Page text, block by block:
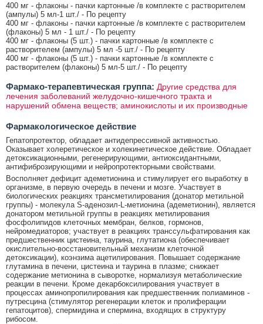
400 мг - флаконы - пачки картонные /в комплекте с растворителем
(ампулы) 5 мл-1 шт./ - По рецепту
400 мг - флаконы - пачки картонные /в комплекте с растворителем
(флаконы) 5 мл - 1 шт./ - По рецепту
400 мг - флаконы (5 шт.) - пачки картонные /в комплекте с
растворителем (ампулы) 5 мл -5 шт./ - По рецепту
400 мг - флаконы (5 шт.) - пачки картонные /в комплекте с
растворителем (флаконы) 5 мл-5 шт./ - По рецепту
Фармако-терапевтическая группа: Другие средства для
лечения заболеваний желудочно-кишечного тракта и
нарушений обмена веществ; аминокислоты и их производные
Фармакологическое действие
Гепатопротектор, обладает антидепрессивной активностью.
Оказывает холеретическое и холекинетическое действие. Обладает
детоксикационными, регенерирующими, антиоксидантными,
антифиброзирующими и нейропротекторными свойствами.
Восполняет дефицит адеметионина и стимулирует его выработку в
организме, в первую очередь в печени и мозге. Участвует в
биологических реакциях трансметилирования (донатор метильной
группы) - молекула S-аденозил-L-метионина (адеметионин), является
донатором метильной группы в реакциях метилирования
фосфолипидов клеточных мембран, белков, гормонов,
нейромедиаторов; участвует в реакциях транссульфатирования как
предшественник цистеина, таурина, глутатиона (обеспечивает
окислительно-восстановительный механизм клеточной
детоксикации), коэнзима ацетилирования. Повышает содержание
глутамина в печени, цистеина и таурина в плазме; снижает
содержание метионина в сыворотке, нормализуя метаболические
реакции в печени. Кроме декарбоксилирования участвует в
процессах аминопропилирования как предшественник полиаминов -
путресцина (стимулятор регенерации клеток и пролиферации
гепатоцитов), спермидина и спермина, входящих в структуру
рибосом.